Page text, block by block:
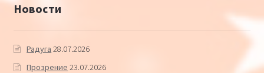
Новости
Радуга 28.07.2026
Прозрение 23.07.2026